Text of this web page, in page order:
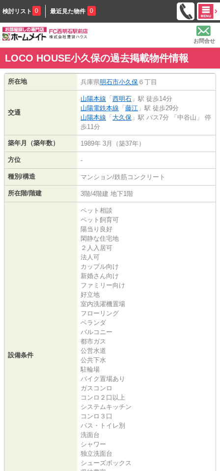
検討リスト 0 最近見た物件 0
お問合せ
LOCO HOUSE小久保の過去掲載物件情報
所在地 兵庫県明石市小久保 ６丁目
交通
山陽本線 「 西明石 」駅 徒歩14分
山陽電鉄本線 「 藤江 」駅 徒歩29分
山陽本線 「 大久保 」駅 バス7分 「中谷山」 停
歩11分
築年月（築年数） 1989年 3月（築37年）
方位 -
種別/構造 マンション/鉄筋コンクリート
所在階/階建 3階/4階建 地下1階
設備条件
ペット相談
ペット飼育可
陽当り良好
閑静な住宅地
２人入居可
法人可
カップル向け
新婚さん向け
ファミリー向け
好立地
室内洗濯機置場
フローリング
ベランダ
バルコニー
都市ガス
公営水道
公共下水
駐輪場
バイク置場あり
ガスコンロ
コンロ２口以上
システムキッチン
コンロ３口
バス・トイレ別
洗面台
シャワー
独立洗面台
シューズボックス